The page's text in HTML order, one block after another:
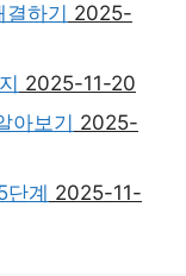
하기 2025-
2025-11-20
아보기 2025-
단계 2025-11-